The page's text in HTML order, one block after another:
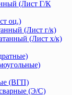
(Лист Г/К
оц.)
(Лист г/к)
(Лист х/к)
(ВГП)
(Э/С)